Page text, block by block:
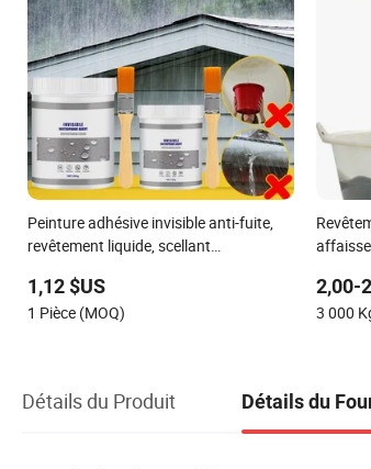
Peinture adhésive invisible anti-fuite,
revêtement liquide, scellant
1,12 $US
1 Pièce (MOQ)
CE
2,00-
3 000
Détails du Produit Détails du